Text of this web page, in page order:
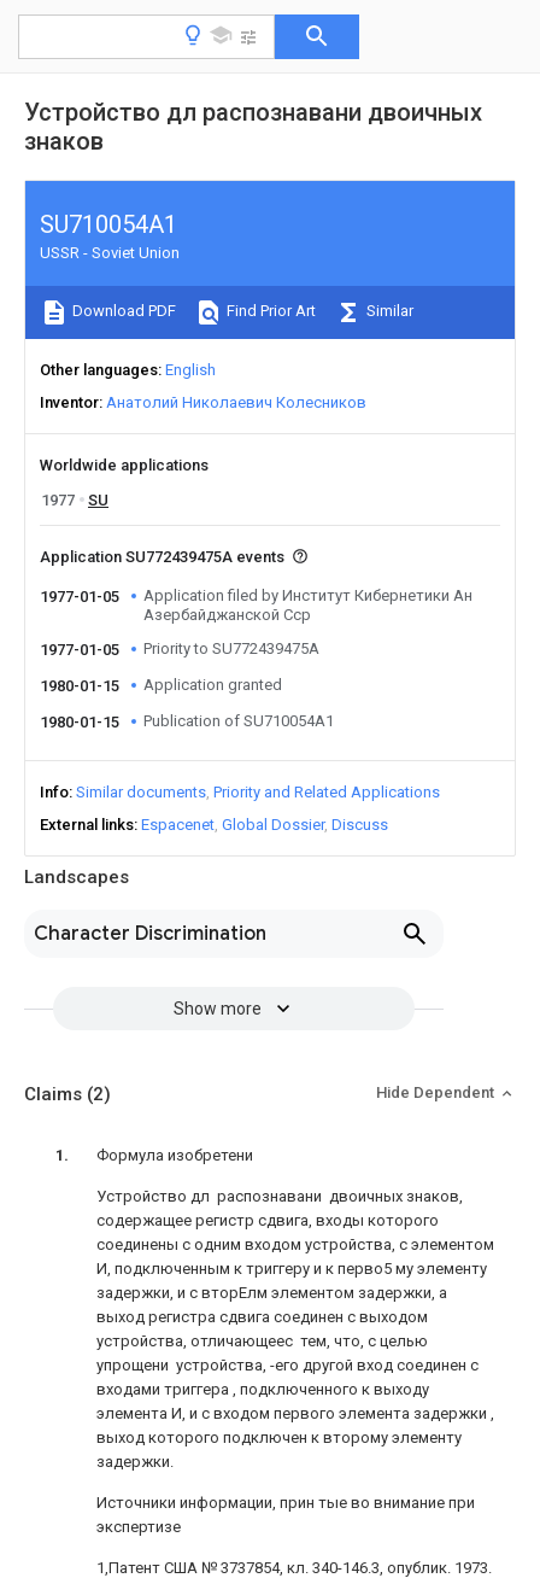
Устройство дл распознавани двоичных
знаков
Landscapes
Character Discrimination
Show more
SU710054A1
USSR - Soviet Union
Download PDF Find Prior Art Similar
Other languages English
Inventor Анатолий Николаевич Колесников
Worldwide applications
1977
SU
Application SU772439475A events
1977-01-05
Application filed by Институт Кибернетики Ан
Азербайджанской Сср
1977-01-05
Priority to SU772439475A
1980-01-15 Application granted
1980-01-15 Publication of SU710054A1
Info Similar documents Priority and Related Applications
External links Espacenet Global Dossier Discuss
Claims (2) Hide Dependent
Формула изобретени
Устройство дл распознавани двоичных знаков,
содержащее регистр сдвига, входы которого
соединены с одним входом устройства, с элементом
И, подключенным к триггеру и к перво5 му элементу
задержки, и с вторЕлм элементом задержки, а
выход регистра сдвига соединен с выходом
устройства, отличающеес тем, что, с целью
упрощени устройства, -его другой вход соединен с
входами триггера , подключенного к выходу
элемента И, и с входом первого элемента задержки ,
выход которого подключен к второму элементу
задержки.
Источники информации, прин тые во внимание при
экспертизе
1,Патент США № 3737854, кл. 340-146.3, опублик. 1973.